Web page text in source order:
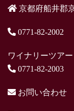
京都府船井郡
0771-82-2002
ワイナリーツア
0771-82-2003
お問い合わせ